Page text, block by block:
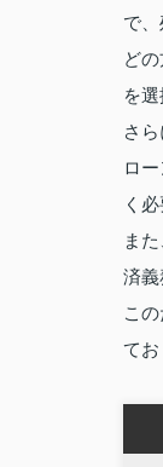
で
ど
を
さ
ロ
く
ま
済義
こ
てお